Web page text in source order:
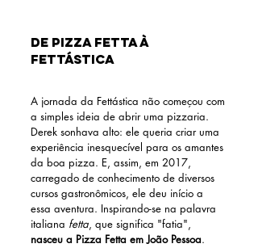
De Pizza Fetta à
Fettástica
A jornada da Fettástica não começou com
a simples ideia de abrir uma pizzaria.
Derek sonhava alto: ele queria criar uma
experiência inesquecível para os amantes
da boa pizza. E, assim, em 2017,
carregado de conhecimento de diversos
cursos gastronômicos, ele deu início a
essa aventura. Inspirando-se na palavra
italiana fetta, que significa "fatia",
nasceu a Pizza Fetta em João Pessoa.